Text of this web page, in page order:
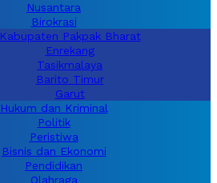
Nusantara
Birokrasi
Kabupaten Pakpak Bharat
Enrekang
Tasikmalaya
Barito Timur
Garut
Hukum dan Kriminal
Politik
Peristiwa
Bisnis dan Ekonomi
Pendidikan
Olahraga